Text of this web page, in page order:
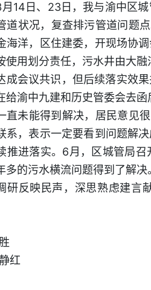
14日、23日，我与渝中区
道状况，复查排污管道问题
海洋，区住建委，开现场协
使用划分责任，污水井由大
成会议共识，但后续落实效
给渝中九建和历史管委会去
直未能得到解决，居民意见
系，表示一定要看到问题解
推进落实。6月，区城管局
多的污水横流问题得到了解决
研反映民声，深思熟虑建言
红